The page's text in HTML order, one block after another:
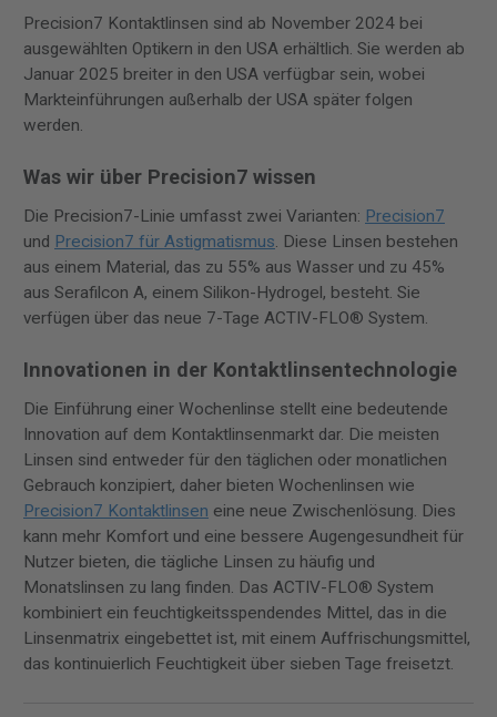
Precision7 Kontaktlinsen sind ab November 2024 bei
ausgewählten Optikern in den USA erhältlich. Sie werden ab
Januar 2025 breiter in den USA verfügbar sein, wobei
Markteinführungen außerhalb der USA später folgen
werden.
Was wir über Precision7 wissen
Die Precision7-Linie umfasst zwei Varianten: Precision7
und Precision7 für Astigmatismus. Diese Linsen bestehen
aus einem Material, das zu 55% aus Wasser und zu 45%
aus Serafilcon A, einem Silikon-Hydrogel, besteht. Sie
verfügen über das neue 7-Tage ACTIV-FLO® System.
Innovationen in der Kontaktlinsentechnologie
Die Einführung einer Wochenlinse stellt eine bedeutende
Innovation auf dem Kontaktlinsenmarkt dar. Die meisten
Linsen sind entweder für den täglichen oder monatlichen
Gebrauch konzipiert, daher bieten Wochenlinsen wie
Precision7 Kontaktlinsen eine neue Zwischenlösung. Dies
kann mehr Komfort und eine bessere Augengesundheit für
Nutzer bieten, die tägliche Linsen zu häufig und
Monatslinsen zu lang finden. Das ACTIV-FLO® System
kombiniert ein feuchtigkeitsspendendes Mittel, das in die
Linsenmatrix eingebettet ist, mit einem Auffrischungsmittel,
das kontinuierlich Feuchtigkeit über sieben Tage freisetzt.